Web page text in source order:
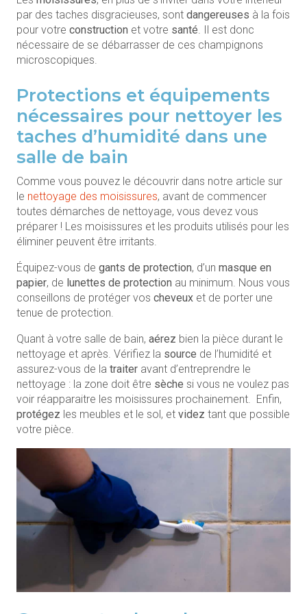
par des taches disgracieuses, sont dangereuses à la fois
pour votre construction et votre santé . Il est donc
nécessaire de se débarrasser de ces champignons
microscopiques.
Protections et équipements
nécessaires pour nettoyer les
taches d’humidité dans une
salle de bain
Comme vous pouvez le découvrir dans notre article sur
le nettoyage des moisissures, avant de commencer
toutes démarches de nettoyage, vous devez vous
préparer ! Les moisissures et les produits utilisés pour les
éliminer peuvent être irritants.
Équipez-vous de gants de protection, d’un masque en
papier, de lunettes de protection au minimum. Nous vous
conseillons de protéger vos cheveux et de porter une
tenue de protection.
Quant à votre salle de bain, aérez bien la pièce durant le
nettoyage et après. Vérifiez la source de l’humidité et
assurez-vous de la traiter avant d’entreprendre le
nettoyage : la zone doit être sèche si vous ne voulez pas
voir réapparaitre les moisissures prochainement. Enfin,
protégez les meubles et le sol, et videz tant que possible
votre pièce.